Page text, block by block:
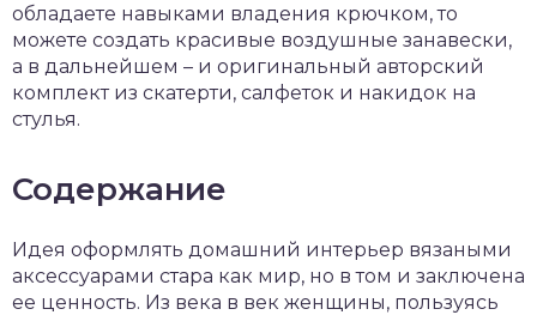
обладаете навыками владения крючком, то
можете создать красивые воздушные занавески,
а в дальнейшем – и оригинальный авторский
комплект из скатерти, салфеток и накидок на
стулья.
Содержание
Идея оформлять домашний интерьер вязаными
аксессуарами стара как мир, но в том и заключена
ее ценность. Из века в век женщины, пользуясь